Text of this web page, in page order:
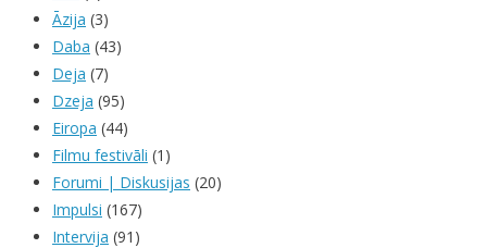
Āzija (3)
Daba (43)
Deja (7)
Dzeja (95)
Eiropa (44)
Filmu festivāli (1)
Forumi | Diskusijas (20)
Impulsi (167)
Intervija (91)